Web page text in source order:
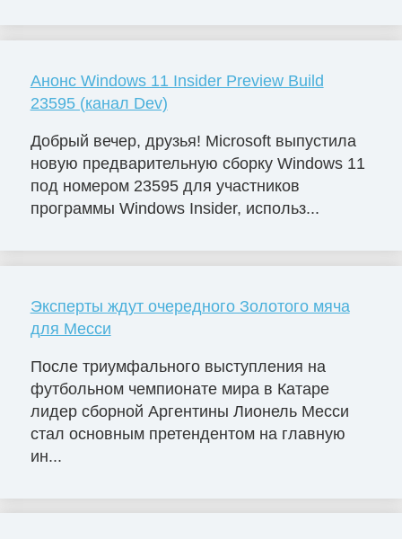
Анонс Windows 11 Insider Preview Build
23595 (канал Dev)
Добрый вечер, друзья! Microsoft выпустила
новую предварительную сборку Windows 11
под номером 23595 для участников
программы Windows Insider, использ...
Эксперты ждут очередного Золотого мяча
для Месси
После триумфального выступления на
футбольном чемпионате мира в Катаре
лидер сборной Аргентины Лионель Месси
стал основным претендентом на главную
ин...